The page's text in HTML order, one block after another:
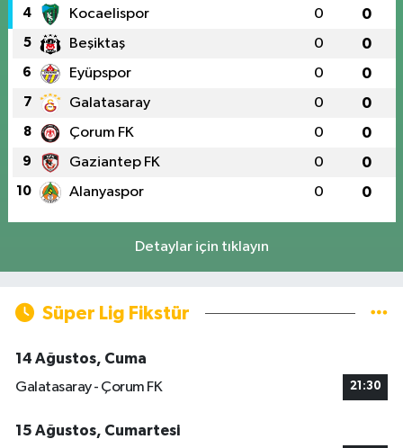
4 Kocaelispor 0 0
5 Beşiktaş 0 0
6 Eyüpspor 0 0
7 Galatasaray 0 0
8 Çorum FK 0 0
9 Gaziantep FK 0 0
10 Alanyaspor 0 0
Detaylar için tıklayın
Süper Lig Fikstür
14 Ağustos, Cuma
Galatasaray - Çorum FK
21:30
15 Ağustos, Cumartesi